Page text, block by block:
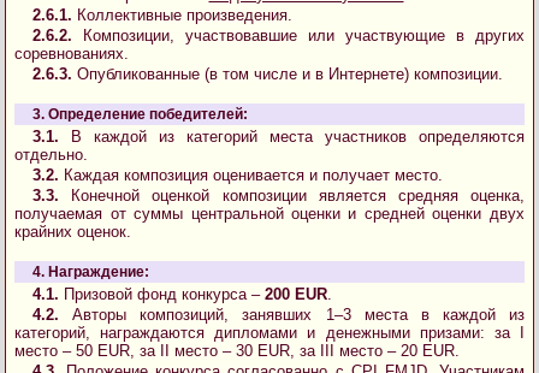
2.6.1. Коллективные произведения.
2.6.2. Композиции, участвовавшие или участвующие в других
соревнованиях.
2.6.3. Опубликованные (в том числе и в Интернете) композиции.
3. Определение победителей:
3.1. В каждой из категорий места участников определяются
отдельно.
3.2. Каждая композиция оценивается и получает место.
3.3. Конечной оценкой композиции является средняя оценка,
получаемая от суммы центральной оценки и средней оценки двух
крайних оценок.
4. Награждение:
4.1. Призовой фонд конкурса –200 EUR.
4.2. Авторы композиций, занявших 1–3 места в каждой из
категорий, награждаются дипломами и денежными призами: за I
место – 50 EUR, за II место – 30 EUR, за III место – 20 EUR.